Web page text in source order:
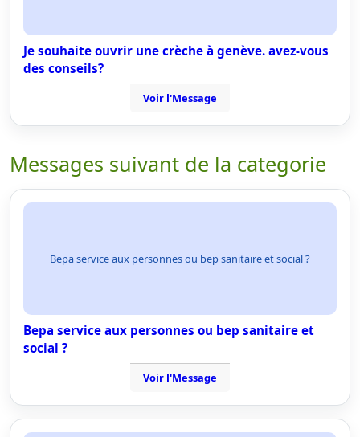
Je souhaite ouvrir une crèche à genève. avez-vous
des conseils?
Voir l'Message
Messages suivant de la categorie
Bepa service aux personnes ou bep sanitaire et social ?
Bepa service aux personnes ou bep sanitaire et
social ?
Voir l'Message